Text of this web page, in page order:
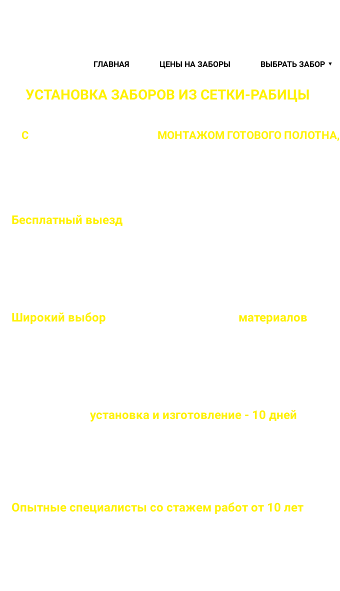
ГЛАВНАЯ ЦЕНЫ НА ЗАБОРЫ ВЫБРАТЬ ЗАБОР
УСТАНОВКА ЗАБОРОВ ИЗ СЕТКИ-РАБИЦЫ
СПРОФЕССИОНАЛЬНЫМ МОНТАЖОМ ГОТОВОГО ПОЛОТНА,
Бесплатный выезд
Широкий выбор материалов
установка и изготовление - 10 дней
Опытные специалисты со стажем работ от 10 лет